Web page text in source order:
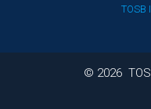
TOSB
© 2026